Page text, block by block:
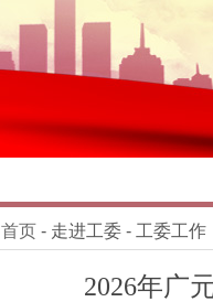
首页 - 走进工委 - 工委工作
2026年广